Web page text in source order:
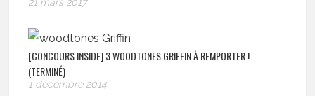
21 mars 2017
[CONCOURS INSIDE] 3 WOODTONES GRIFFIN À REMPORTER !
(TERMINÉ)
1 décembre 2014